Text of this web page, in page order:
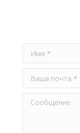
Имя *
Ваша почта *
Сообщение